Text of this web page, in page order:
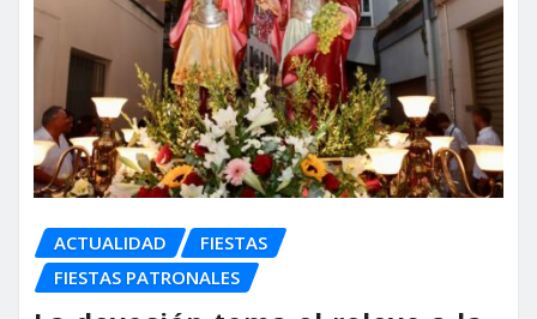
ACTUALIDAD
FIESTAS
FIESTAS PATRONALES